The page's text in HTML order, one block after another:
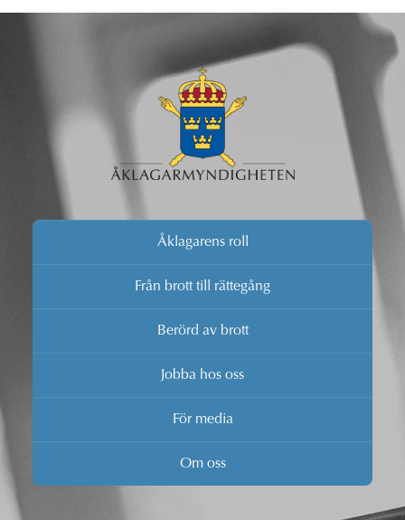
Åklagarens roll
Från brott till rättegång
Berörd av brott
Jobba hos oss
För media
Om oss